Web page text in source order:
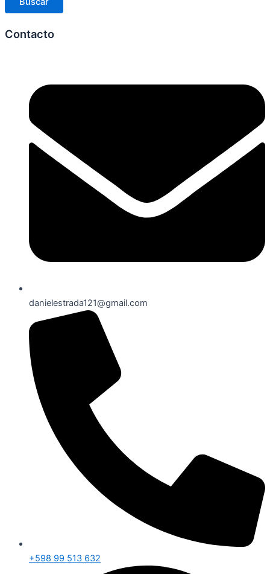
Contacto
danielestrada121@gmail.com
+598 99 513 632